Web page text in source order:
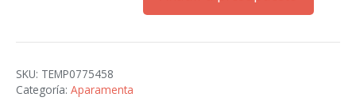
S/D
cantidad
SKU: TEMP0775458
Categoría: Aparamenta